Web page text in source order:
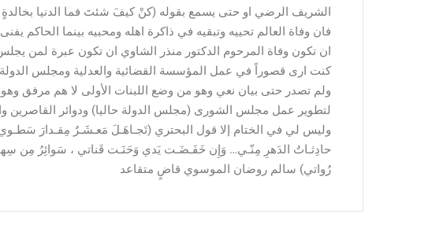
الشريف الرضي او حتى يسمع بقوله (كنْ كيفَ شئتَ فما الدنيا
فان وفاة العالم تحييه وتبقيه في ذاكرة اهله ومحبيه بينما الحاكم
ان تكون وفاة المرحوم الدكتور منذر الشاوي ان تكون عبرة لمن
كنت ارى قصوراً في عمل المؤسسة القضائية والعدلية ومجلس
ولم تصدر حتى بيان نعي وهو من وضع اللبنات الأولى لا هم مرفق
لتطوير عمل مجلس الشورى (مجلس الدولة حاليا) ودوائر القاصرين
وليس لي في الختام إلا قول البحتري (تَجـاهَـلَ مَعـشَـرٌ مِقـدارَ
حادِثـاتُ الدَهرِ مِنّـي… وَإِن خَفَـضَـت يَدي وَحَنَـت قَناتي ، سَوائِرُ مِن
رُواتي) سالم روضان الموسوي قاضٍ متقاعد